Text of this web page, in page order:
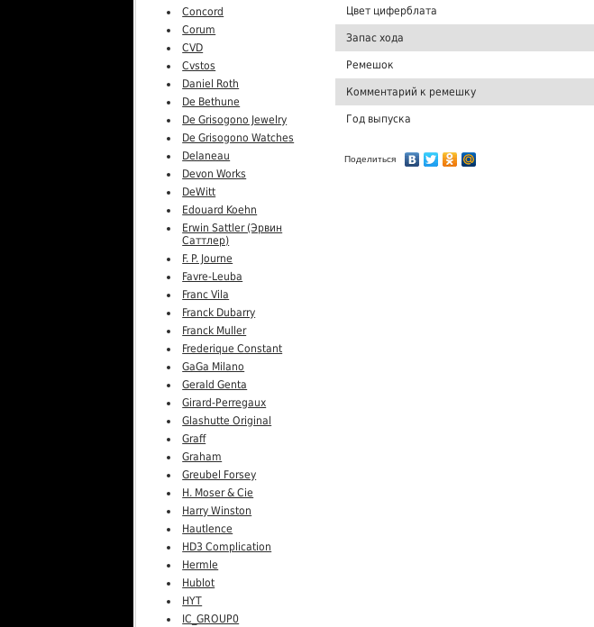
Concord
Corum
CVD
Cvstos
Daniel Roth
De Bethune
De Grisogono Jewelry
De Grisogono Watches
Delaneau
Devon Works
DeWitt
Edouard Koehn
Erwin Sattler (Эрвин
Саттлер)
F. P. Journe
Favre-Leuba
Franc Vila
Franck Dubarry
Franck Muller
Frederique Constant
GaGa Milano
Gerald Genta
Girard-Perregaux
Glashutte Original
Graff
Graham
Greubel Forsey
H. Moser & Cie
Harry Winston
Hautlence
HD3 Complication
Hermle
Hublot
HYT
IC_GROUP0
Цвет циферблата
Запас хода
Ремешок
Комментарий к ремешку
Год выпуска
Поделиться